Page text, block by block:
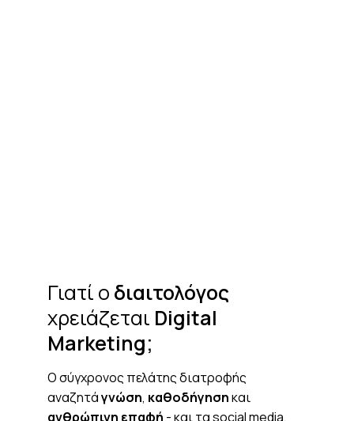
Γιατί ο διαιτολόγος
χρειάζεται Digital
Marketing;
Ο σύγχρονος πελάτης διατροφής
αναζητάγνώση, καθοδήγησηκαι
ανθρώπινη επαφή - και τα social media,